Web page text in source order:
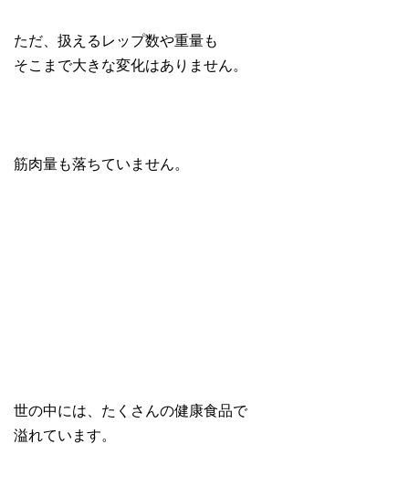
ただ、扱えるレップ数や重量も
そこまで大きな変化はありません。
筋肉量も落ちていません。
世の中には、たくさんの健康食品で
溢れています。